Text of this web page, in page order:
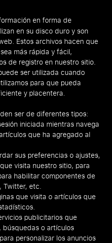
en forma de
en su disco duro y son
Estos archivos hacen que
más rápida y fácil,
de registro en nuestro sitio.
ser utilizada cuando
para que pueda
y placentera.
ser de diferentes tipos:
iniciada mientras navega
que ha agregado al
sus preferencias o ajustes,
visita nuestro sitio, para
habilitar componentes de
Twitter, etc.
que visita o artículos que
publicitarios que
búsquedas o artículos
personalizar los anuncios